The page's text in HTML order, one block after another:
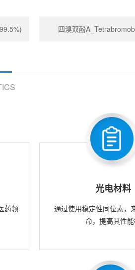
四溴双酚
药领
光电材料
通过使用稳定性同位素，
命，提高其性